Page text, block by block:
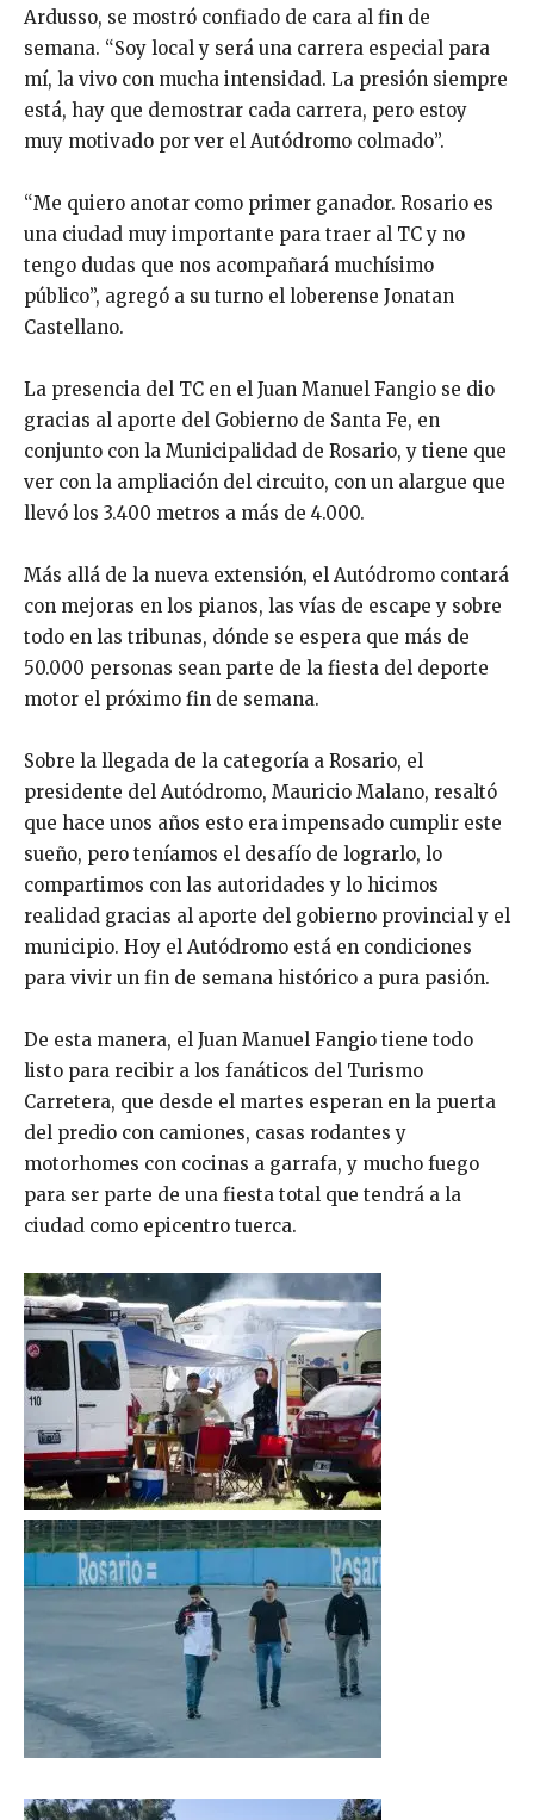
Ardusso, se mostró confiado de cara al fin de
semana. “Soy local y será una carrera especial para
mí, la vivo con mucha intensidad. La presión siempre
está, hay que demostrar cada carrera, pero estoy
muy motivado por ver el Autódromo colmado”.
“Me quiero anotar como primer ganador. Rosario es
una ciudad muy importante para traer al TC y no
tengo dudas que nos acompañará muchísimo
público”, agregó a su turno el loberense Jonatan
Castellano.
La presencia del TC en el Juan Manuel Fangio se dio
gracias al aporte del Gobierno de Santa Fe, en
conjunto con la Municipalidad de Rosario, y tiene que
ver con la ampliación del circuito, con un alargue que
llevó los 3.400 metros a más de 4.000.
Más allá de la nueva extensión, el Autódromo contará
con mejoras en los pianos, las vías de escape y sobre
todo en las tribunas, dónde se espera que más de
50.000 personas sean parte de la fiesta del deporte
motor el próximo fin de semana.
Sobre la llegada de la categoría a Rosario, el
presidente del Autódromo, Mauricio Malano, resaltó
que hace unos años esto era impensado cumplir este
sueño, pero teníamos el desafío de lograrlo, lo
compartimos con las autoridades y lo hicimos
realidad gracias al aporte del gobierno provincial y el
municipio. Hoy el Autódromo está en condiciones
para vivir un fin de semana histórico a pura pasión.
De esta manera, el Juan Manuel Fangio tiene todo
listo para recibir a los fanáticos del Turismo
Carretera, que desde el martes esperan en la puerta
del predio con camiones, casas rodantes y
motorhomes con cocinas a garrafa, y mucho fuego
para ser parte de una fiesta total que tendrá a la
ciudad como epicentro tuerca.